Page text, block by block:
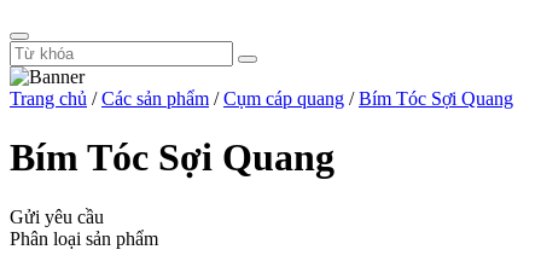
Trang chủ /Các sản phẩm /Cụm cáp quang /Bím Tóc Sợi Quang
Bím Tóc Sợi Quang
Gửi yêu cầu
Phân loại sản phẩm